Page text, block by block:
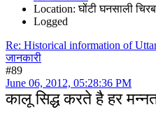
Location: घोंटी घनसाली
Logged
Re: Historical information of
जानकारी
#89
June 06, 2012, 05:28:36 PM
कालू सिद्ध करते है हर